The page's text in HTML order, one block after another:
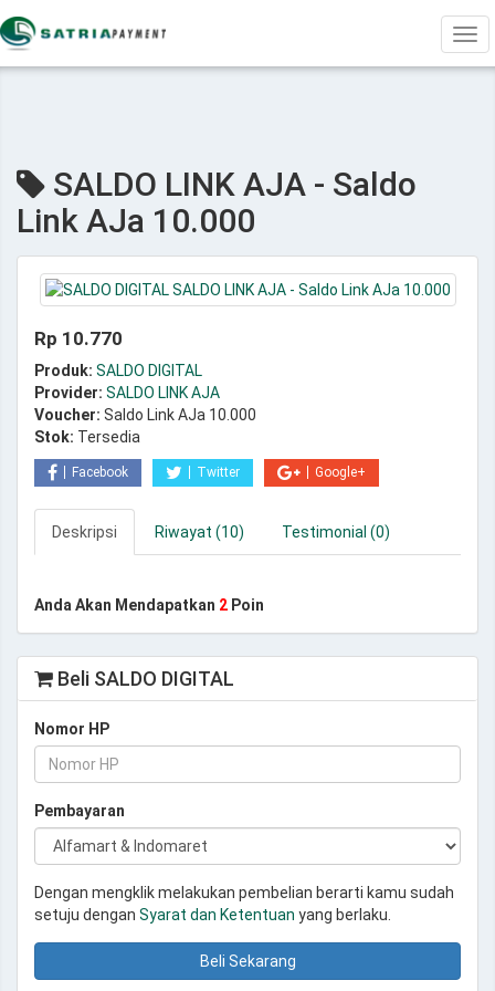
SALDO LINK AJA - Saldo
Link AJa 10.000
Rp 10.770
Produk: SALDO DIGITAL
Provider: SALDO LINK AJA
Voucher: Saldo Link AJa 10.000
Stok: Tersedia
Facebook Twitter Google+
Deskripsi Riwayat (10) Testimonial (0)
Anda Akan Mendapatkan 2 Poin
Beli SALDO DIGITAL
Nomor HP
Pembayaran
Dengan mengklik melakukan pembelian berarti kamu sudah
setuju dengan Syarat dan Ketentuan yang berlaku.
Beli Sekarang